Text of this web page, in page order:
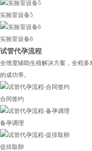
实验室设备5
实验室设备6
试管代孕流程
全维度辅助生殖解决方案，全程
的成功率。
合同签约
备孕调理
促排取卵